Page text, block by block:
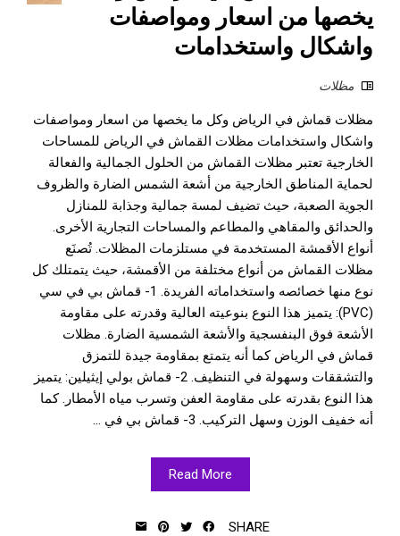
يخصها من اسعار ومواصفات
واشكال واستخدامات
مظلات
مظلات قماش في الرياض وكل ما يخصها من اسعار ومواصفات
واشكال واستخدامات مظلات القماش في الرياض للمساحات
الخارجية تعتبر مظلات القماش من الحلول الجمالية والفعالة
لحماية المناطق الخارجية من أشعة الشمس الضارة والظروف
الجوية الصعبة، حيث تضيف لمسة جمالية وجذابة للمنازل
والحدائق والمقاهي والمطاعم والمساحات التجارية الأخرى.
أنواع الأقمشة المستخدمة في مستلزمات المظلات. تُصنَع
مظلات القماش من أنواع مختلفة من الأقمشة، حيث يتمتلك كل
نوع منها خصائصه واستخداماته الفريدة. 1- قماش بي في سي
(PVC): يتميز هذا النوع بنوعيته العالية وقدرته على مقاومة
الأشعة فوق البنفسجية والأشعة الشمسية الضارة. مظلات
قماش في الرياض كما أنه يتمتع بمقاومة جيدة للتمزق
والتشققات وسهولة في التنظيف. 2- قماش بولي إيثيلين: يتميز
هذا النوع بقدرته على مقاومة العفن وتسرب مياه الأمطار. كما
أنه خفيف الوزن وسهل التركيب. 3- قماش بي في ...
Read More
SHARE